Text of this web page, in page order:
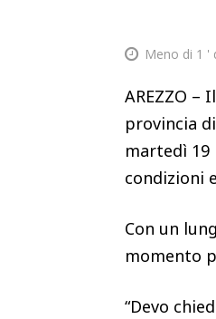
Meno di 1 '
AREZZO –
provincia
martedì 19
condizioni
Con un
momento
“Devo